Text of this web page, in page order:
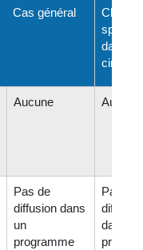
Cas général
dans le
cinéma
Aucune Aucune
Pas de
diffusion dans
un
programme
Pas de
dans un